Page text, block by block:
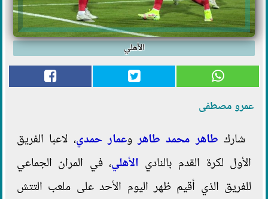
الأهلي
عمرو مصطفى
شارك طاهر محمد طاهروعمار حمدي، لاعبا الفريق
الأول لكرة القدم بالنادي الأهلي، في المران الجماعي
للفريق الذي أقيم ظهر اليوم الأحد على ملعب التتش